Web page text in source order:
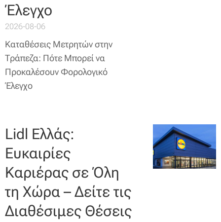
Έλεγχο
2026-08-06
Καταθέσεις Μετρητών στην
Τράπεζα: Πότε Μπορεί να
Προκαλέσουν Φορολογικό
Έλεγχο
Lidl Ελλάς:
Ευκαιρίες
Καριέρας σε Όλη
τη Χώρα – Δείτε τις
Διαθέσιμες Θέσεις